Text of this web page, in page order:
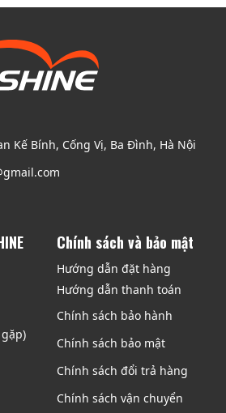
Kế Bính, Cống Vị, Ba Đình, Hà Nội
Chính sách và bảo mật
Hướng dẫn đặt hàng
Hướng dẫn thanh toán
Chính sách bảo hành
Chính sách bảo mật
Chính sách đổi trả hàng
Chính sách vận chuyển